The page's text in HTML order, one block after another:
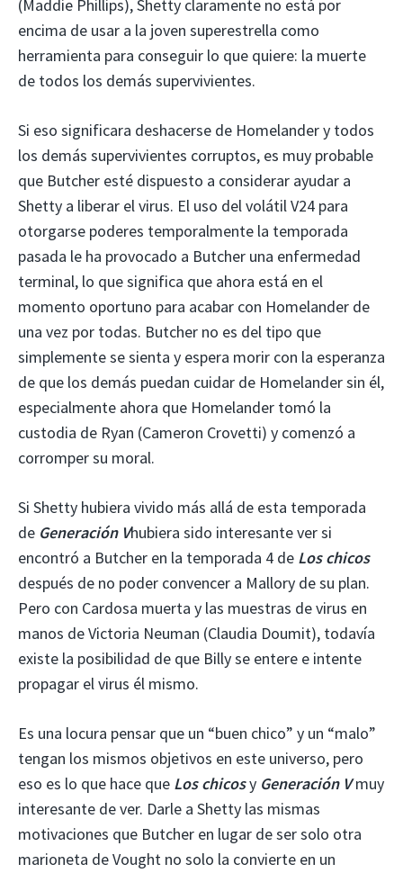
(Maddie Phillips), Shetty claramente no está por
encima de usar a la joven superestrella como
herramienta para conseguir lo que quiere: la muerte
de todos los demás supervivientes.
Si eso significara deshacerse de Homelander y todos
los demás supervivientes corruptos, es muy probable
que Butcher esté dispuesto a considerar ayudar a
Shetty a liberar el virus. El uso del volátil V24 para
otorgarse poderes temporalmente la temporada
pasada le ha provocado a Butcher una enfermedad
terminal, lo que significa que ahora está en el
momento oportuno para acabar con Homelander de
una vez por todas. Butcher no es del tipo que
simplemente se sienta y espera morir con la esperanza
de que los demás puedan cuidar de Homelander sin él,
especialmente ahora que Homelander tomó la
custodia de Ryan (Cameron Crovetti) y comenzó a
corromper su moral.
Si Shetty hubiera vivido más allá de esta temporada
de Generación Vhubiera sido interesante ver si
encontró a Butcher en la temporada 4 de Los chicos
después de no poder convencer a Mallory de su plan.
Pero con Cardosa muerta y las muestras de virus en
manos de Victoria Neuman (Claudia Doumit), todavía
existe la posibilidad de que Billy se entere e intente
propagar el virus él mismo.
Es una locura pensar que un “buen chico” y un “malo”
tengan los mismos objetivos en este universo, pero
eso es lo que hace que Los chicosy Generación Vmuy
interesante de ver. Darle a Shetty las mismas
motivaciones que Butcher en lugar de ser solo otra
marioneta de Vought no solo la convierte en un